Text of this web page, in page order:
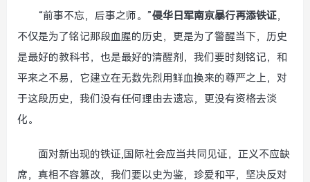
“前事不忘，后事之师。”侵华日军南京暴行再添铁证，
不仅是为了铭记那段血腥的历史，更是为了警醒当下，历史
是最好的教科书，也是最好的清醒剂，我们要时刻铭记，和
平来之不易，它建立在无数先烈用鲜血换来的尊严之上，对
于这段历史，我们没有任何理由去遗忘，更没有资格去淡
化。
面对新出现的铁证,国际社会应当共同见证，正义不应缺
席，真相不容篡改，我们要以史为鉴，珍爱和平，坚决反对